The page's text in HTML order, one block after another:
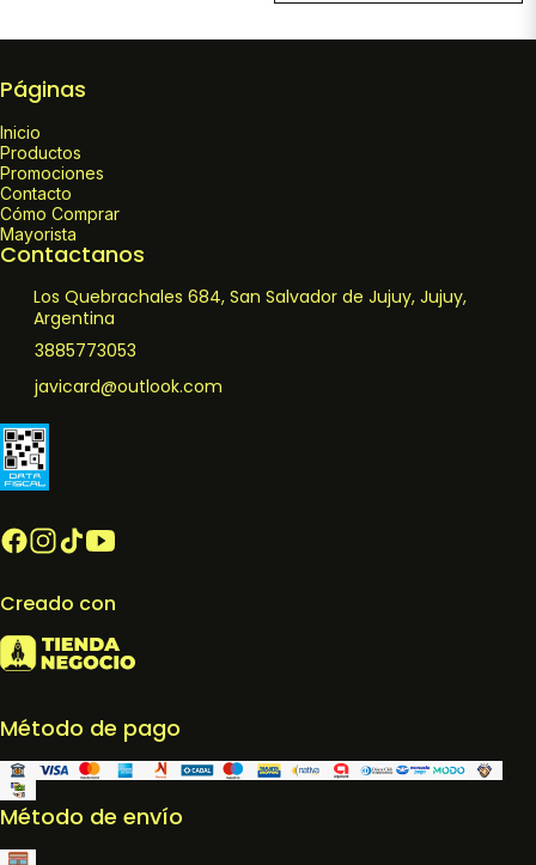
Páginas
Inicio
Productos
Promociones
Contacto
Cómo Comprar
Mayorista
Contactanos
Los Quebrachales 684, San Salvador de Jujuy, Jujuy,
Argentina
3885773053
javicard@outlook.com
Creado con
Método de pago
Método de envío